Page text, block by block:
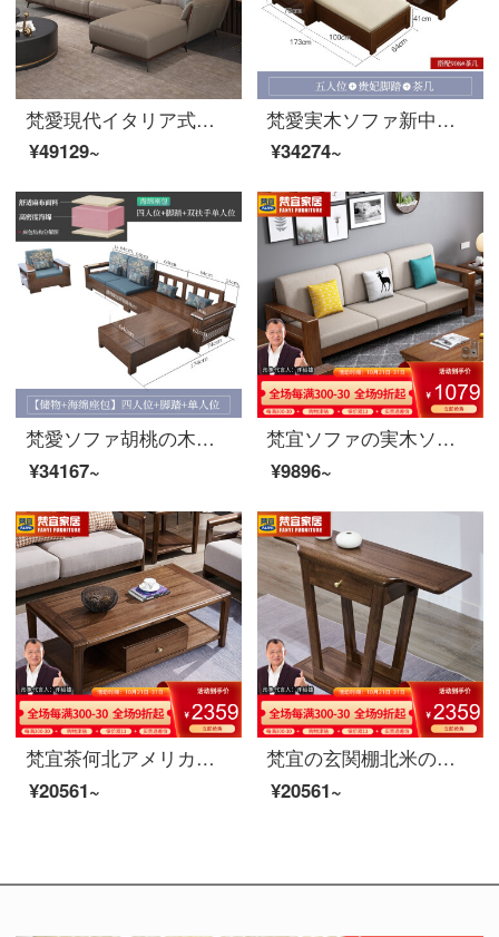
梵愛現代イタリア式の極簡単で、贅沢な皮芸ソファーのサイズと部屋型の組み合わせの科学技術三防皮ソファの家具のペア+シングル+貴妃+足の米黄色
¥49129~
梵愛実木ソファ新中国式ゴム木ソファセット収納物実木ソファ家具五人＋足＋908茶卓
¥34274~
梵愛ソファ胡桃の木の実木ソファ、現代中国式のリビングルームの実木の布芸セットソファ、冬と夏の両方のストレージ版の4つのビット+足+双手すりのシングルビット
¥34167~
梵宜ソファの実木ソファセットの二人の席の貴妃の角に配置された布芸ソファーの収納物ソファーのラグベッドの大きさの部屋型1+2+3セットのリビングルームの逸品家具【普通タイプ】3人の席の胡桃色
¥9896~
梵宜茶何北アメリカ黒胡桃の木の実の木の茶の何の小さい家型のアメリカン茶何は簡単に茶の引き出しを持ってお茶のテーブルを浸します。
¥20561~
梵宜の玄関棚北米の黒胡桃の木の玄関棚玄関のテーブル玄関台の玄関台の戸棚に戸棚を飾っている逸品の家具8 U 08〓玄関先の北米の黒胡桃の木
¥20561~